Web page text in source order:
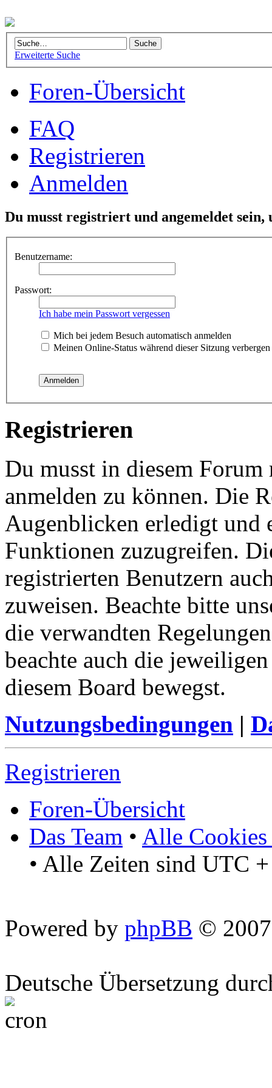
Erweiterte Suche
Foren-Übersicht
FAQ
Registrieren
Anmelden
Du musst registriert und angemeldet sein,
Benutzername:
Passwort:
Ich habe mein Passwort vergessen
Mich bei jedem Besuch automatisch anmelden
Meinen Online-Status während dieser Sitzung verbergen
Registrieren
Du musst in diesem
anmelden zu können. Die
Augenblicken erledigt und
Funktionen zuzugreifen.
registrierten Benutzern
zuweisen. Beachte bitte
die verwandten
beachte auch die
diesem Board bewegst.
Nutzungsbedingungen |
Registrieren
Foren-Übersicht
Das Team • Alle Cookies
• Alle Zeiten sind UTC
Powered by phpBB ©
Deutsche Übersetzung